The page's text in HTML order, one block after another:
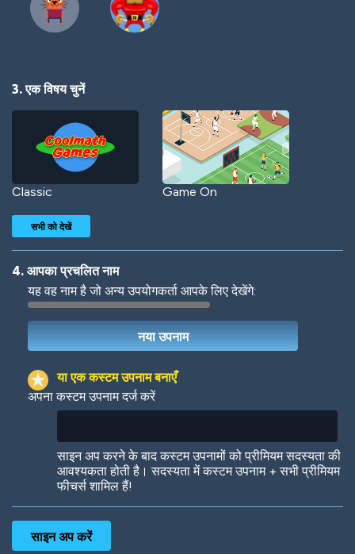
3. एक विषय चुनें
Classic Game On
Woof Jungle Cats
सभी को देखें
4. आपका प्रचलित नाम
यह वह नाम है जो अन्य उपयोगकर्ता आपके लिए देखेंगे:
या एक कस्टम उपनाम बनाएँ
अपना कस्टम उपनाम दर्ज करें
साइन अप करने के बाद कस्टम उपनामों को प्रीमियम सदस्यता की
आवश्यकता होती है। सदस्यता में कस्टम उपनाम + सभी प्रीमियम
फीचर्स शामिल हैं!